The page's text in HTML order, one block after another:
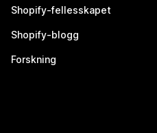
Shopify-fellesskapet
Shopify-blogg
Forskning